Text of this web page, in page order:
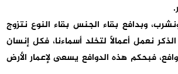
وبدافع بقاء الجنس بقاء النوع نتزوج
الذكر نعمل أعمالاً لتخلد أسماءنا، فكل إنسان
فبحكم هذه الدوافع يسعى لإعمار الأرض